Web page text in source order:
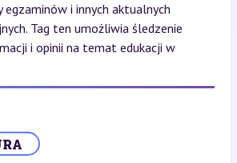
egzaminów i innych aktualnych
Tag ten umożliwia śledzenie
i opinii na temat edukacji w